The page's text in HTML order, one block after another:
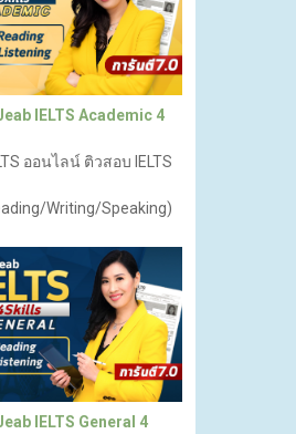
IELTS Academic 4
ออนไลน์ ติวสอบ IELTS
Writing/Speaking)
IELTS General 4